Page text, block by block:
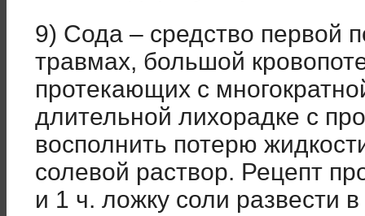
9) Сода – средство первой
травмах, большой
протекающих с
длительной лихорадке с
восполнить потерю
солевой раствор. Рецепт
и 1 ч. ложку соли развести